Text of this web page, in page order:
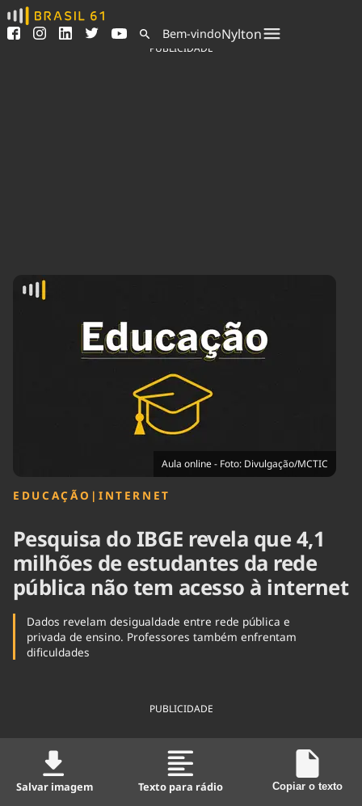
Ver todas as notícias
Podcasts
Indicadores
Agronegócios
Cultura
Economia
Educação
Infraestrutura
Internacional
Podcast
Política
Saúde
Bem-vindoNylton
PUBLICIDADE
Aula online - Foto: Divulgação/MCTIC
EDUCAÇÃO | INTERNET
Pesquisa do IBGE revela que 4,1
milhões de estudantes da rede
pública não tem acesso à internet
Dados revelam desigualdade entre rede pública e
privada de ensino. Professores também enfrentam
dificuldades
PUBLICIDADE
Salvar imagem Texto para rádio Copiar o texto